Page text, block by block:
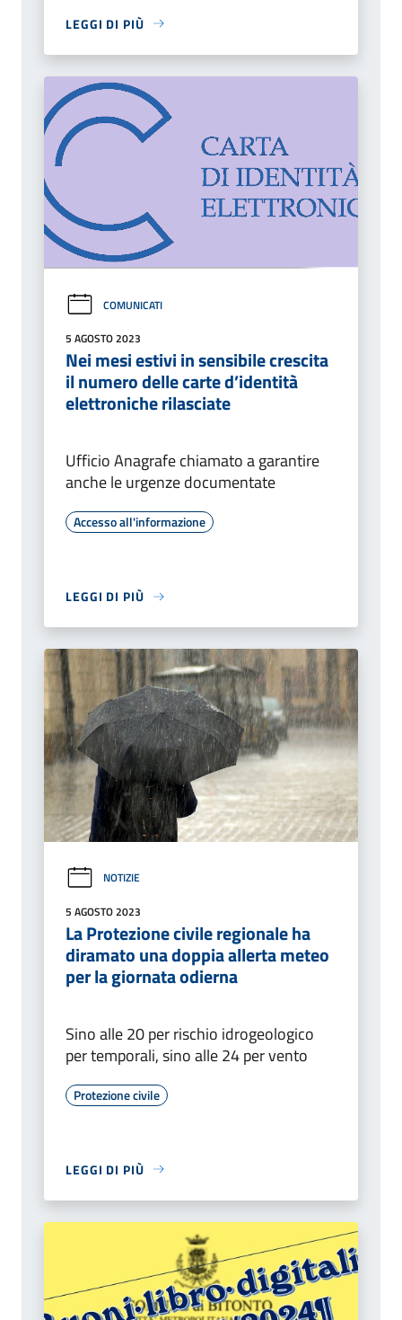
LEGGI DI PIÙ
COMUNICATI
5 AGOSTO 2023
Nei mesi estivi in sensibile crescita
il numero delle carte d’identità
elettroniche rilasciate
Ufficio Anagrafe chiamato a garantire
anche le urgenze documentate
Accesso all'informazione
LEGGI DI PIÙ
NOTIZIE
5 AGOSTO 2023
La Protezione civile regionale ha
diramato una doppia allerta meteo
per la giornata odierna
Sino alle 20 per rischio idrogeologico
per temporali, sino alle 24 per vento
Protezione civile
LEGGI DI PIÙ